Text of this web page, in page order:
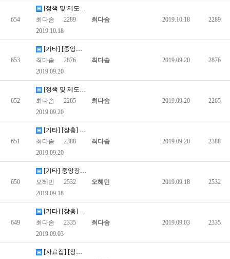
654
[정책 및 제도] [보건복지부] 장애인 건강 주치의 제도 시범사업 운영지…
최다솜
2289
2019.10.18
최다솜 2019.10.18 2289
653
[기타] [중앙보조기기센터] 계단용 휠체어 리프트 (리프트카 P…
최다솜
2876
2019.09.20
최다솜 2019.09.20 2876
652
[정책 및 제도] [보건복지부] 2019년 장애인활동지원 사업안내(개정)
최다솜
2265
2019.09.20
최다솜 2019.09.20 2265
651
[기타] [장총] 장애가 장벽이 되지 않는 대학을 꿈꾼다
최다솜
2388
2019.09.20
최다솜 2019.09.20 2388
650
[기타] 중앙장애인구강진료센터 및 권역장애인구강지료센터 운영 및…
오혜민
2532
2019.09.18
오혜민 2019.09.18 2532
649
[기타] [장총] 커뮤니티케어 정책 속 장애인은? 누가, 무엇을…
최다솜
2335
2019.09.03
최다솜 2019.09.03 2335
[자료집] [장총] 장애인 참정권 보장을 위한 정책 간담회 자료집…